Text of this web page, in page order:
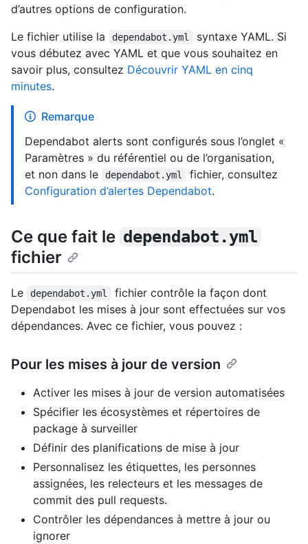
d’autres options de configuration.
Le fichier utilise la
dependabot.yml
syntaxe YAML. Si
vous débutez avec YAML et que vous souhaitez en
savoir plus, consultez Découvrir YAML en cinq
minutes.
Remarque
Dependabot alerts sont configurés sous l’onglet «
Paramètres » du référentiel ou de l’organisation,
et non dans le
dependabot.yml
fichier, consultez
Configuration d’alertes Dependabot.
Ce que fait le dependabot.yml
fichier
Le dependabot.yml
fichier contrôle la façon dont
Dependabot les mises à jour sont effectuées sur vos
dépendances. Avec ce fichier, vous pouvez :
Pour les mises à jour de version
Activer les mises à jour de version automatisées
Spécifier les écosystèmes et répertoires de
package à surveiller
Définir des planifications de mise à jour
Personnalisez les étiquettes, les personnes
assignées, les relecteurs et les messages de
commit des pull requests.
Contrôler les dépendances à mettre à jour ou
ignorer